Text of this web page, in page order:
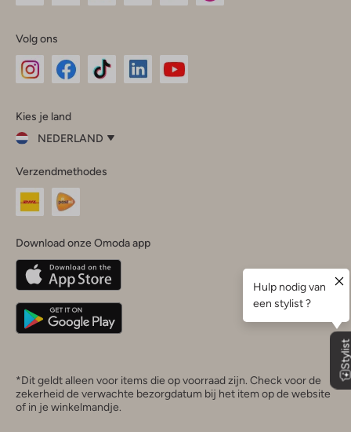
Volg ons
InstagramFacebook
Kies je land
NEDERLAND
je
land
Nederland
Belgique(Français)
Deutschland
Verzendmethodes
Download onze Omoda app
*Dit geldt alleen voor items die op voorraad zijn. Check voor de
zekerheid de verwachte bezorgdatum bij het item op de website
of in je winkelmandje.